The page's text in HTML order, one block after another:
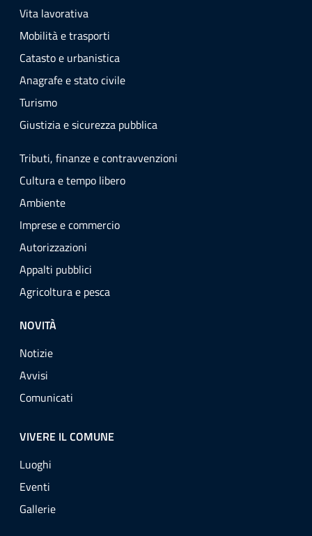
Vita lavorativa
Mobilità e trasporti
Catasto e urbanistica
Anagrafe e stato civile
Turismo
Giustizia e sicurezza pubblica
Tributi, finanze e contravvenzioni
Cultura e tempo libero
Ambiente
Imprese e commercio
Autorizzazioni
Appalti pubblici
Agricoltura e pesca
NOVITÀ
Notizie
Avvisi
Comunicati
VIVERE IL COMUNE
Luoghi
Eventi
Gallerie